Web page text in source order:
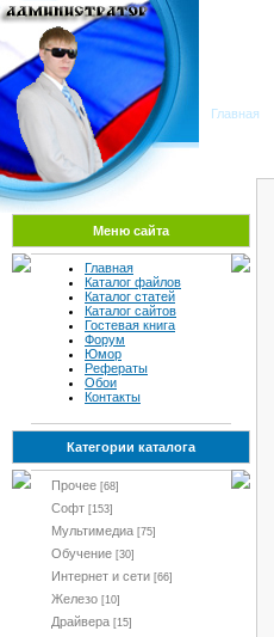
Главная
Меню сайта
Главная
Каталог файлов
Каталог статей
Каталог сайтов
Гостевая книга
Форум
Юмор
Рефераты
Обои
Контакты
Категории каталога
Прочее [68]
Софт [153]
Мультимедиа [75]
Обучение [30]
Интернет и сети [66]
Железо [10]
Драйвера [15]